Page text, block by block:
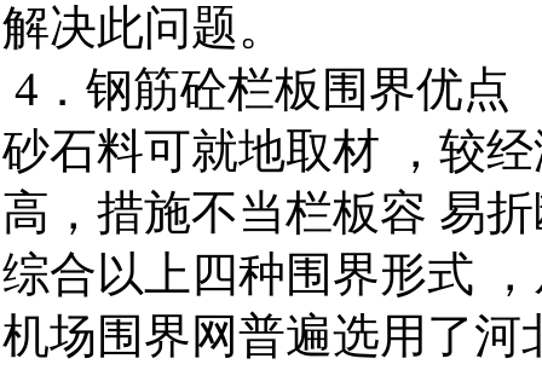
解决此问题。
4．钢筋砼栏板围界优点
砂石料可就地取材 ，较
高，措施不当栏板容 易
综合以上四种围界形式
机场围界网普遍选用了河